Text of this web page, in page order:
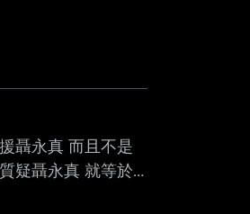
聶永真 而且不是
疑聶永真 就等於
級了？ 還有人舉